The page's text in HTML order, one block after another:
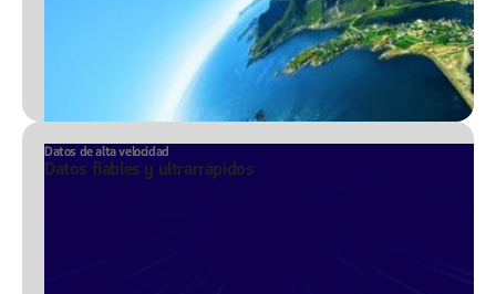
Datos de alta velocidad
Datos fiables y ultrarrápidos